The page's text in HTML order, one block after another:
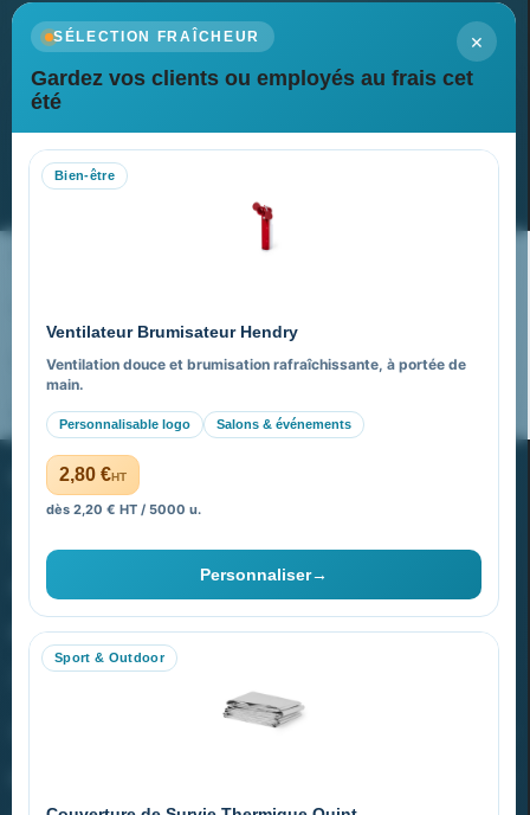
×
SÉLECTION FRAÎCHEUR
Gardez vos clients ou employés au frais cet
été
Bien-être
Ventilateur Brumisateur Hendry
Ventilation douce et brumisation rafraîchissante, à portée de
main.
Personnalisable logo Salons & événements
2,80 €HT
dès 2,20 € HT / 5000 u.
Personnaliser→
Sport & Outdoor
Newsletter
Recevez nos dernières nouvelles et nos offres spéciales
Nos expertises & accompagnement global
FAQ sur Promenoch Goodies Pub France
Pourquoi ça a marché à 100% pour moi ?
PROMENOCH GOODIES
40 rue Madeleine Michelis
92 200 Neuilly